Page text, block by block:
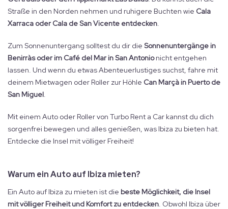
Straße in den Norden nehmen und ruhigere Buchten wie Cala
Xarraca oder Cala de San Vicente entdecken
Zum Sonnenuntergang solltest du dir die Sonnenuntergänge in
Benirràs oder im Café del Mar in San Antonionicht entgehen
lassen. Und wenn du etwas Abenteuerlustiges suchst, fahre mit
deinem Mietwagen oder Roller zur Höhle Can Marçà in Puerto de
San Miguel
Mit einem Auto oder Roller von Turbo Rent a Car kannst du dich
sorgenfrei bewegen und alles genießen, was Ibiza zu bieten hat.
Entdecke die Insel mit völliger Freiheit!
Warum ein Auto auf Ibiza mieten?
Ein Auto auf Ibiza zu mieten ist die beste Möglichkeit, die Insel
mit völliger Freiheit und Komfort zu entdecken . Obwohl Ibiza über